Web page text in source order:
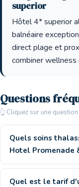
superior
Hôtel 4* superior
balnéaire
direct plage et
combiner wellness
Questions
👆 Cliquez sur une
Quels soins
Hotel Promenade
Quel est le tarif